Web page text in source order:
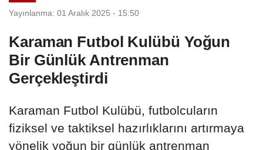
Yayınlanma: 01 Aralık 2025 - 15:50
Karaman Futbol Kulübü Yoğun
Bir Günlük Antrenman
Gerçekleştirdi
Karaman Futbol Kulübü, futbolcuların
fiziksel ve taktiksel hazırlıklarını artırmaya
yönelik yoğun bir günlük antrenman